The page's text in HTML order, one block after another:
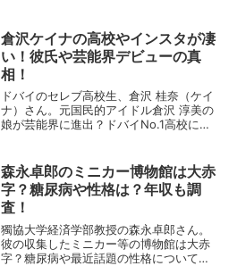
倉沢ケイナの高校やインスタが凄
い！彼氏や芸能界デビューの真
相！
ドバイのセレブ高校生、倉沢 桂奈（ケイ
ナ）さん。元国民的アイドル倉沢 淳美の
娘が芸能界に進出？ドバイNo.1高校に通
森永卓郎のミニカー博物館は大赤
字？糖尿病や性格は？年収も調
査！
獨協大学経済学部教授の森永卓郎さん。
彼の収集したミニカー等の博物館は大赤
字？糖尿病や最近話題の性格についても